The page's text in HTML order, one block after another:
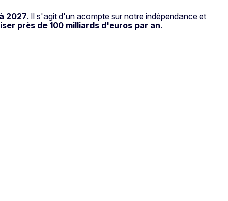
2027. Il s'agit d'un acompte sur notre indépendance et
près de 100 milliards d'euros par an.